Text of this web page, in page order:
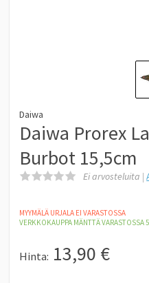
Daiwa
Daiwa Prorex
Burbot 15,5cm
Ei arvosteluita |
MYYMÄLÄ URJALA EI VARASTOSSA
VERKKOKAUPPA MÄNTTÄVARASTOSSA 5
Hinta: 13,90 €